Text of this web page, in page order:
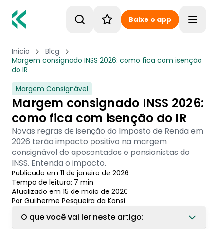
Baixe o app
Início
Blog
Margem consignado INSS 2026: como fica com isenção
do IR
Margem Consignável
Margem consignado INSS 2026:
como fica com isenção do IR
Novas regras de isenção do Imposto de Renda em
2026 terão impacto positivo na margem
consignável de aposentados e pensionistas do
INSS. Entenda o impacto.
Publicado em 11 de janeiro de 2026
Tempo de leitura: 7 min
Atualizado em 15 de maio de 2026
Por Guilherme Pesqueira da Konsi
O que você vai ler neste artigo: